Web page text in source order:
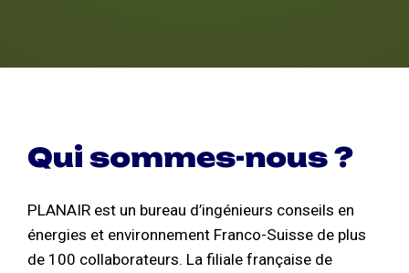
Qui sommes-nous ?
PLANAIR est un bureau d’ingénieurs conseils en
énergies et environnement Franco-Suisse de plus
de 100 collaborateurs. La filiale française de